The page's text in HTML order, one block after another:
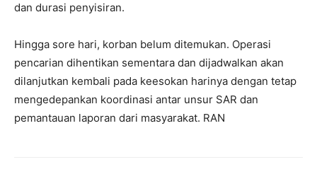
dan durasi penyisiran.
Hingga sore hari, korban belum ditemukan. Operasi
pencarian dihentikan sementara dan dijadwalkan akan
dilanjutkan kembali pada keesokan harinya dengan tetap
mengedepankan koordinasi antar unsur SAR dan
pemantauan laporan dari masyarakat. RAN